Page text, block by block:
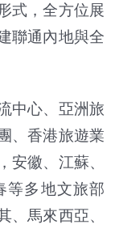
式，全方位展
聯通內地與全
心、亞洲旅
、香港旅遊業
安徽、江蘇、
等多地文旅部
、馬來西亞、